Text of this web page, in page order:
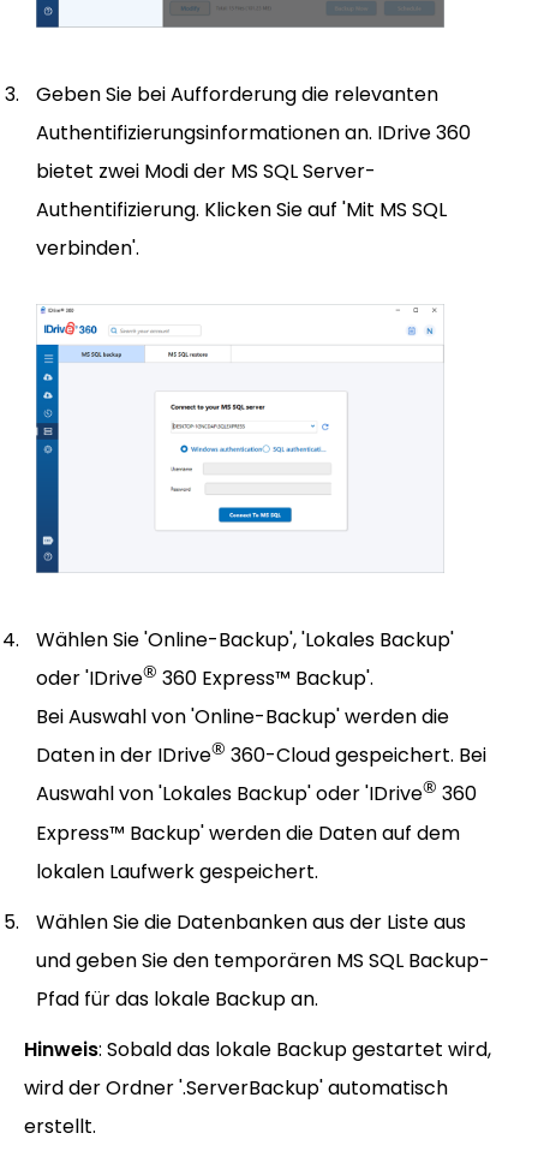
Geben Sie bei Aufforderung die relevanten
Authentifizierungsinformationen an. IDrive 360
bietet zwei Modi der MS SQL Server-
Authentifizierung. Klicken Sie auf 'Mit MS SQL
verbinden'.
Wählen Sie 'Online-Backup', 'Lokales Backup'
oder 'IDrive® 360 Express™ Backup'.
Bei Auswahl von 'Online-Backup' werden die
Daten in der IDrive® 360-Cloud gespeichert. Bei
Auswahl von 'Lokales Backup' oder 'IDrive® 360
Express™ Backup' werden die Daten auf dem
lokalen Laufwerk gespeichert.
Wählen Sie die Datenbanken aus der Liste aus
und geben Sie den temporären MS SQL Backup-
Pfad für das lokale Backup an.
Hinweis: Sobald das lokale Backup gestartet wird,
wird der Ordner '.ServerBackup' automatisch
erstellt.